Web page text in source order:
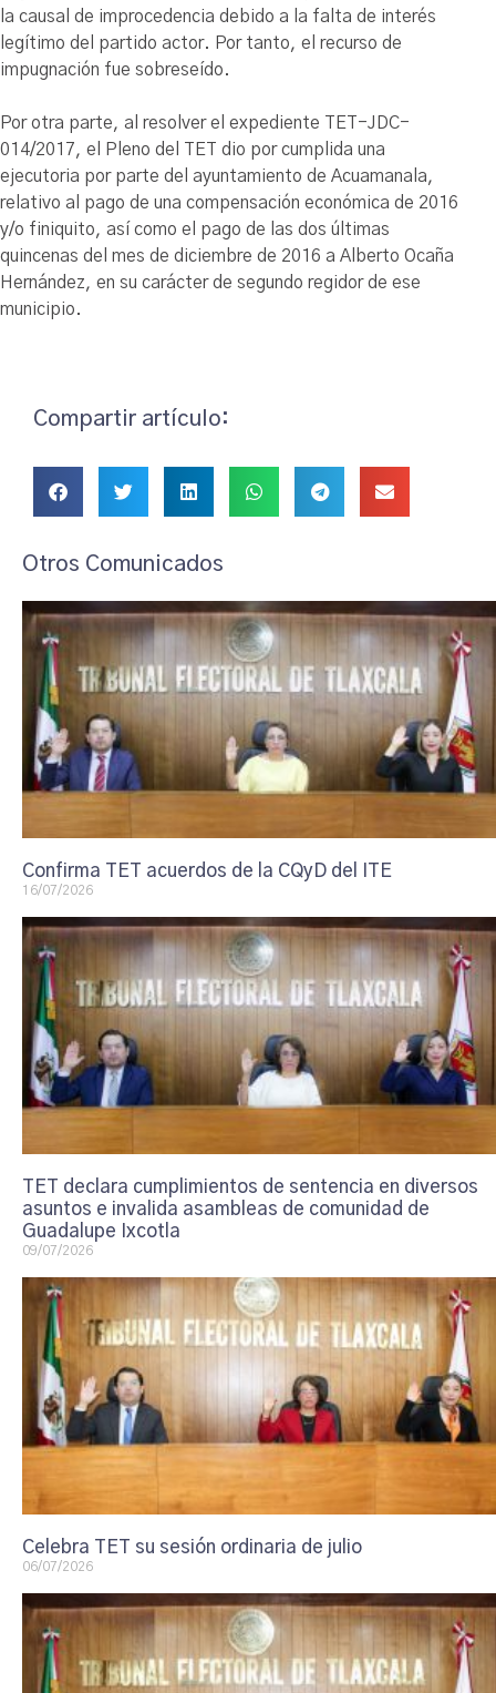
la causal de improcedencia debido a la falta de interés
legítimo del partido actor. Por tanto, el recurso de
impugnación fue sobreseído.
Por otra parte, al resolver el expediente TET-JDC-
014/2017, el Pleno del TET dio por cumplida una
ejecutoria por parte del ayuntamiento de Acuamanala,
relativo al pago de una compensación económica de 2016
y/o finiquito, así como el pago de las dos últimas
quincenas del mes de diciembre de 2016 a Alberto Ocaña
Hernández, en su carácter de segundo regidor de ese
municipio.
Compartir artículo:
Otros Comunicados
Confirma TET acuerdos de la CQyD del ITE
16/07/2026
TET declara cumplimientos de sentencia en diversos
asuntos e invalida asambleas de comunidad de
Guadalupe Ixcotla
09/07/2026
Celebra TET su sesión ordinaria de julio
06/07/2026